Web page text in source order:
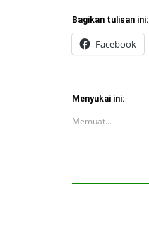
Bagikan tulisan ini:
Facebook
Menyukai ini:
Memuat...